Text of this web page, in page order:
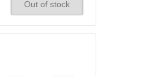
Out of stock